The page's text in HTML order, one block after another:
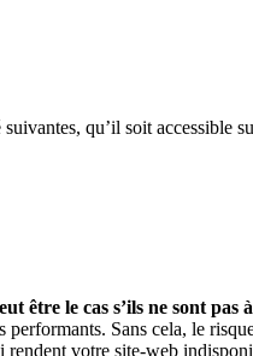
qu’il soit accessible
être le cas s’ils ne sont
Sans cela, le
rendent votre site-web